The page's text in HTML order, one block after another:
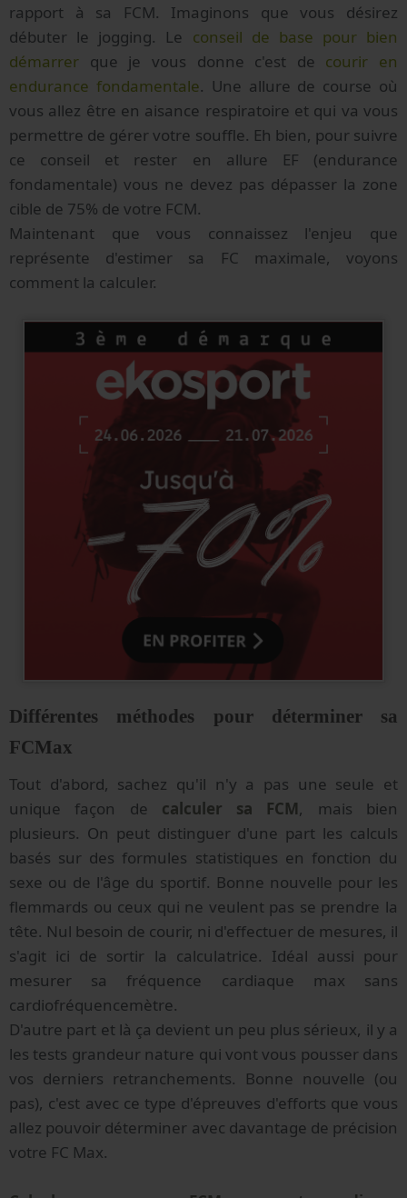
rapport à sa FCM. Imaginons que vous désirez
débuter le jogging. Le conseil de base pour bien
démarrer que je vous donne c'est de courir en
endurance fondamentale. Une allure de course où
vous allez être en aisance respiratoire et qui va vous
permettre de gérer votre souffle. Eh bien, pour suivre
ce conseil et rester en allure EF (endurance
fondamentale) vous ne devez pas dépasser la zone
cible de 75% de votre FCM.
Maintenant que vous connaissez l'enjeu que
représente d'estimer sa FC maximale, voyons
comment la calculer.
Différentes méthodes pour déterminer sa
FCMax
Tout d'abord, sachez qu'il n'y a pas une seule et
unique façon de calculer sa FCM, mais bien
plusieurs. On peut distinguer d'une part les calculs
basés sur des formules statistiques en fonction du
sexe ou de l'âge du sportif. Bonne nouvelle pour les
flemmards ou ceux qui ne veulent pas se prendre la
tête. Nul besoin de courir, ni d'effectuer de mesures, il
s'agit ici de sortir la calculatrice. Idéal aussi pour
mesurer sa fréquence cardiaque max sans
cardiofréquencemètre.
D'autre part et là ça devient un peu plus sérieux, il y a
les tests grandeur nature qui vont vous pousser dans
vos derniers retranchements. Bonne nouvelle (ou
pas), c'est avec ce type d'épreuves d'efforts que vous
allez pouvoir déterminer avec davantage de précision
votre FC Max.